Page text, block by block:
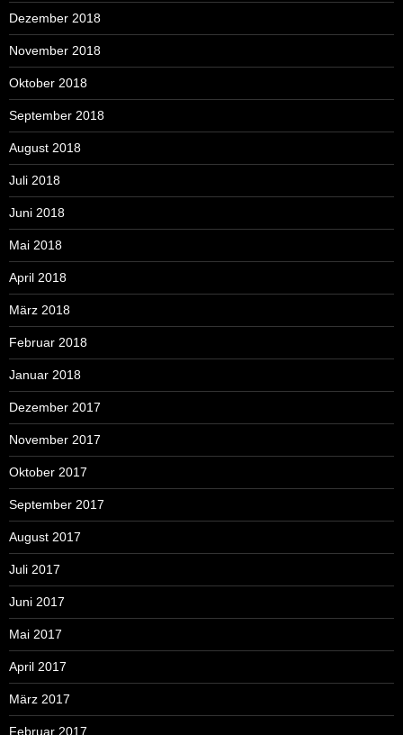
Dezember 2018
November 2018
Oktober 2018
September 2018
August 2018
Juli 2018
Juni 2018
Mai 2018
April 2018
März 2018
Februar 2018
Januar 2018
Dezember 2017
November 2017
Oktober 2017
September 2017
August 2017
Juli 2017
Juni 2017
Mai 2017
April 2017
März 2017
Februar 2017